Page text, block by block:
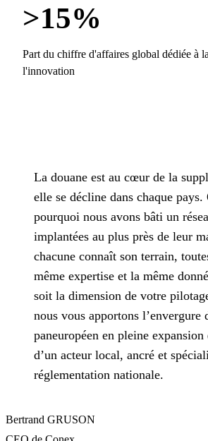
>15%
Part du chiffre d'affaires global dédiée à
l'innovation
La douane est au cœur de la
elle se décline dans chaque pays.
pourquoi nous avons bâti un
implantées au plus près de leur
chacune connaît son terrain,
même expertise et la même
soit la dimension de votre
nous vous apportons l’envergure
paneuropéen en pleine
d’un acteur local, ancré et
réglementation nationale.
Bertrand GRUSON